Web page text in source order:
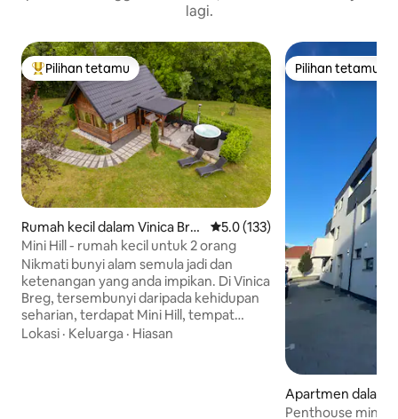
lagi.
Pilihan utama tetamu
Pilihan tetamu
Rumah kecil dalam Vinica Bre
g
Penarafan purata 5.0 daripada
5.0 (133)
Mini Hill - rumah kecil untuk 2 orang
Nikmati bunyi alam semula jadi dan
ketenangan yang anda impikan. Di Vinica
Breg, tersembunyi daripada kehidupan
seharian, terdapat Mini Hill, tempat
istimewa yang dicipta untuk berehat,
Lokasi · Keluarga · Hiasan
Pilihan tetamu
Pilihan tetamu
Apartmen dalam
Penthouse mini